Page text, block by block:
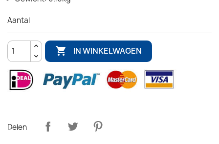
Aantal
 IN WINKELWAGEN
Delen